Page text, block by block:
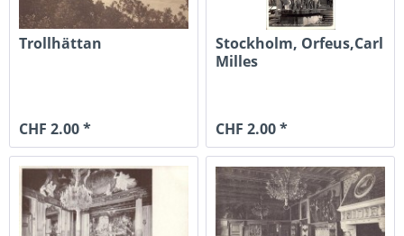
Trollhättan
CHF 2.00 *
Stockholm, Orfeus,Carl
Milles
CHF 2.00 *